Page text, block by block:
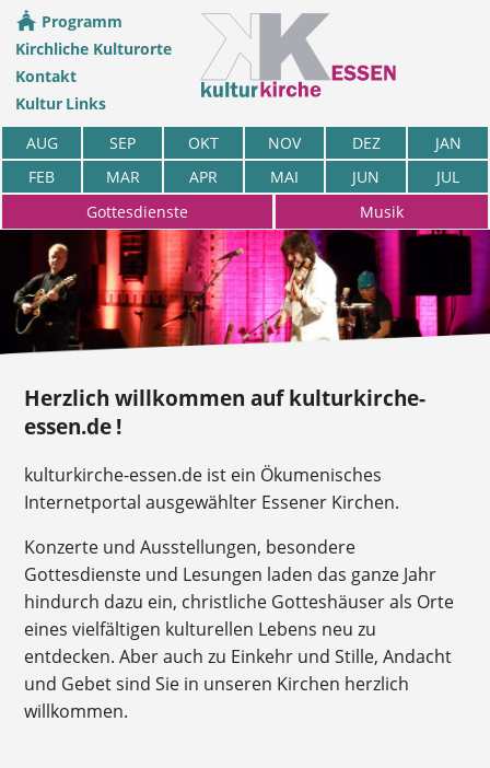
Programm
Kirchliche Kulturorte
Kontakt
Kultur Links
AUG
SEP OKT NOV DEZ
JAN
FEB
MAR APR MAI JUN
JUL
Gottesdienste
Musik
Herzlich willkommen auf kulturkirche-
essen.de !
kulturkirche-essen.de ist ein Ökumenisches
Internetportal ausgewählter Essener Kirchen.
Konzerte und Ausstellungen, besondere
Gottesdienste und Lesungen laden das ganze Jahr
hindurch dazu ein, christliche Gotteshäuser als Orte
eines vielfältigen kulturellen Lebens neu zu
entdecken. Aber auch zu Einkehr und Stille, Andacht
und Gebet sind Sie in unseren Kirchen herzlich
willkommen.